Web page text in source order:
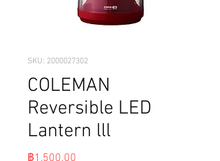
SKU: 2000027302
COLEMAN
Reversible LED
Lantern lll